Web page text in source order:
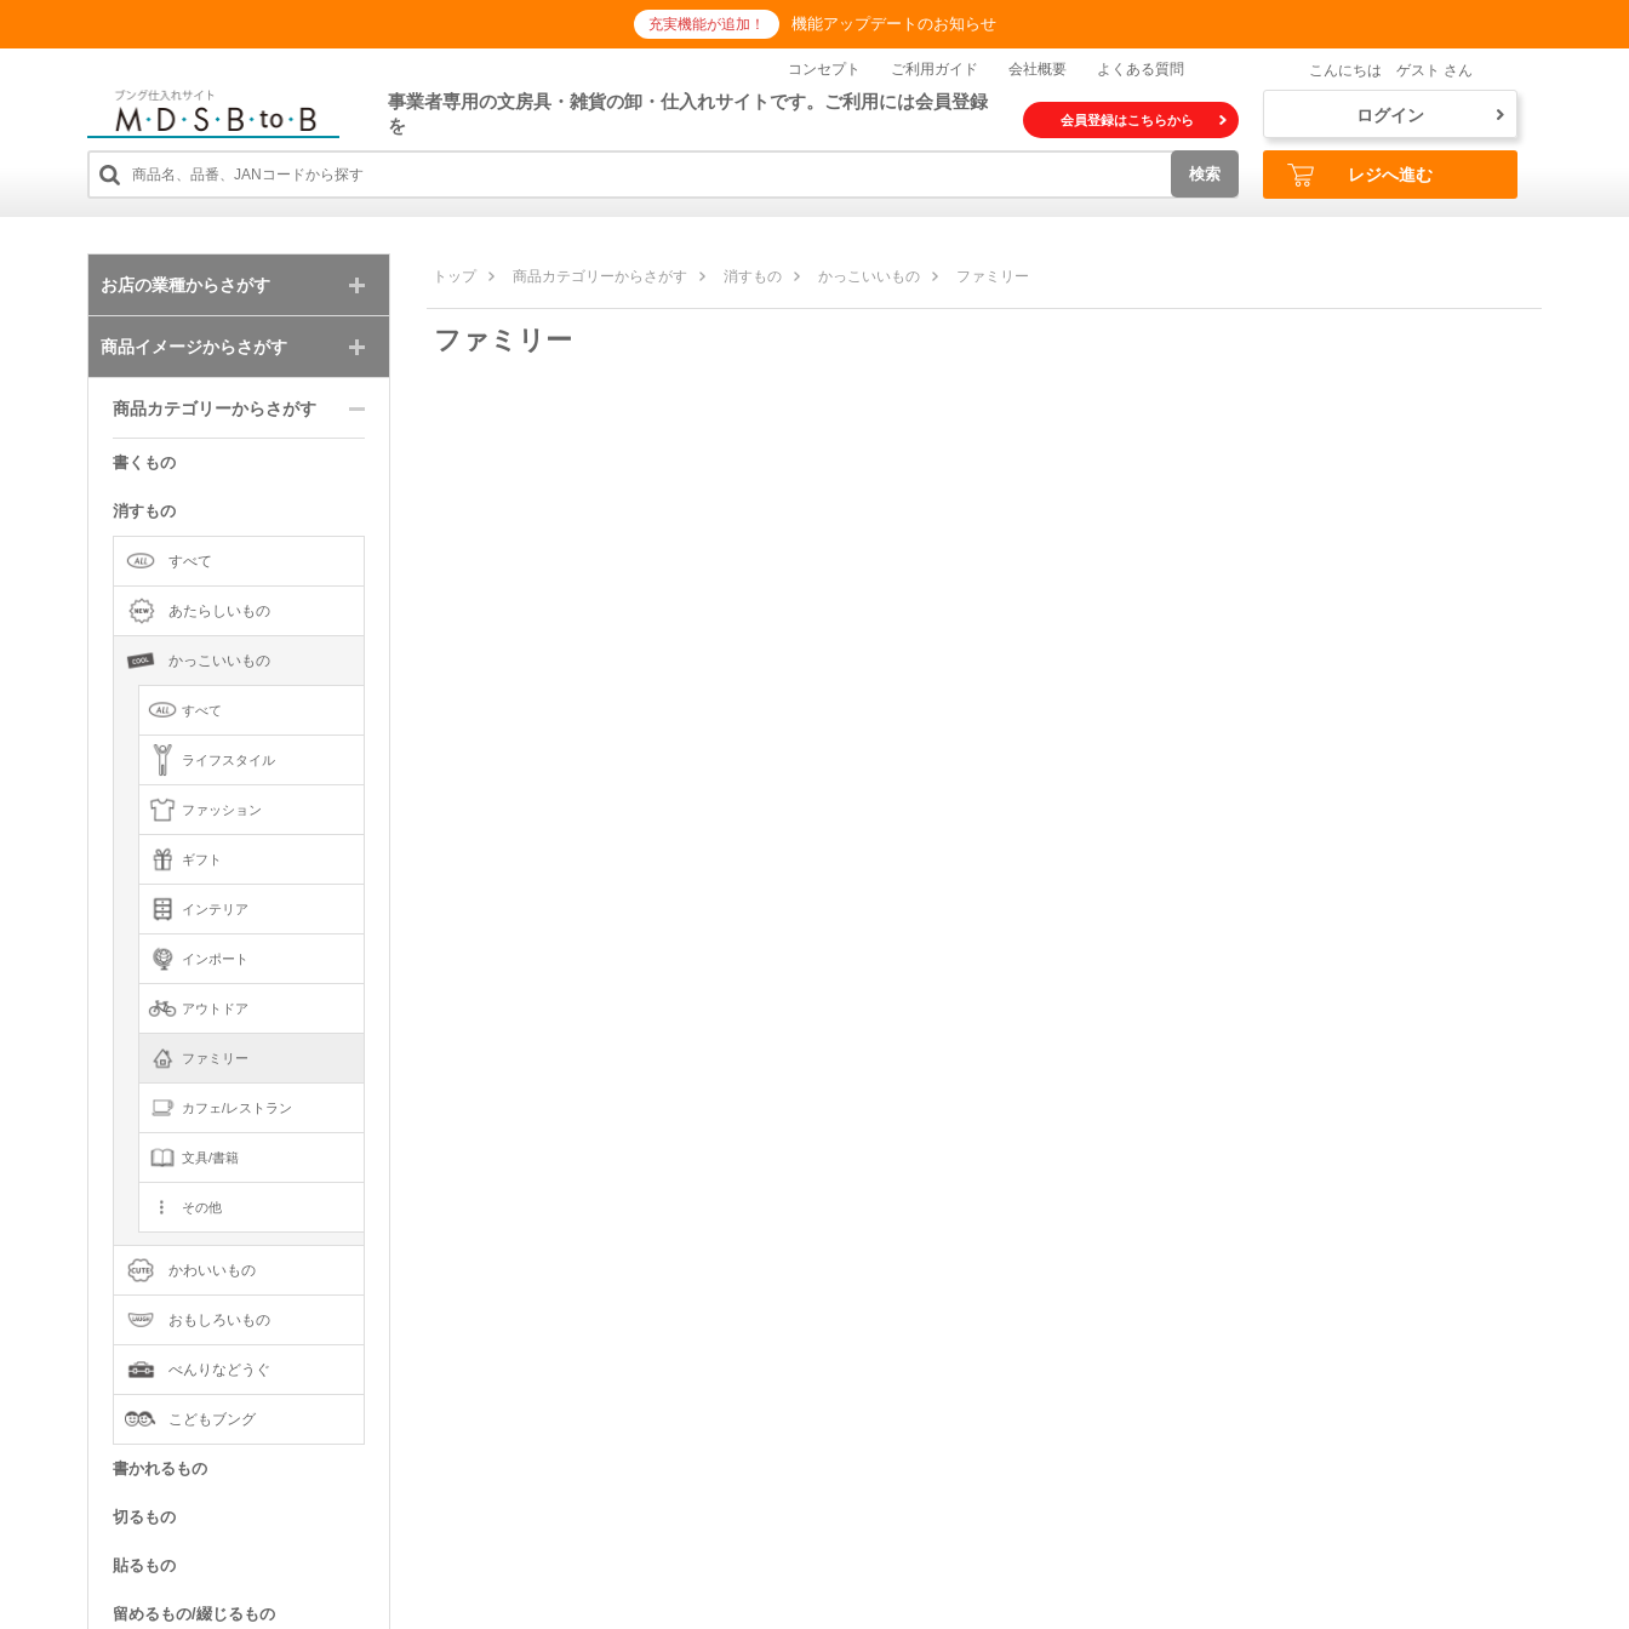
充実機能が追加！ 機能アップデートのお知らせ
コンセプト ご利用ガイド 会社概要 よくある質問
事業者専用の文房具・雑貨の卸・仕入れサイトです。ご利用には会員登録
を
会員登録はこちらから
検索
こんにちは ゲスト さん
ログイン
レジへ進む
トップ 商品カテゴリーからさがす 消すもの かっこいいもの ファミリー
ファミリー
お店の業種からさがす
商品イメージからさがす
商品カテゴリーからさがす
書くもの
消すもの
すべて
あたらしいもの
かっこいいもの
すべて
ライフスタイル
ファッション
ギフト
インテリア
インポート
アウトドア
ファミリー
カフェ/レストラン
文具/書籍
その他
かわいいもの
おもしろいもの
べんりなどうぐ
こどもブング
書かれるもの
切るもの
貼るもの
留めるもの/綴じるもの